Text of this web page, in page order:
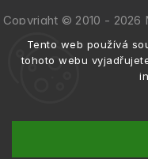
Tento web používá
tohoto webu
Copyright © 2010 - 2026